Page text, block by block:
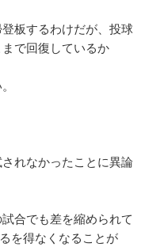
板するわけだが、投球
で回復しているか
れなかったことに異論
合でも差を縮められて
を得なくなることが